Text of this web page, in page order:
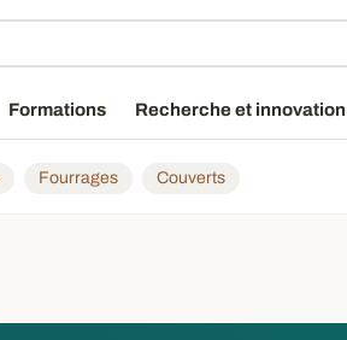
Formations Recherche et innovation
Fourrages Couverts